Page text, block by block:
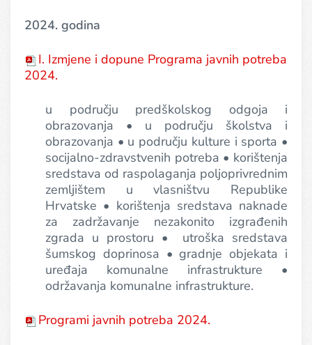
2024. godina
I. Izmjene i dopune Programa javnih potreba
2024.
u području predškolskog odgoja i
obrazovanja • u području školstva i
obrazovanja • u području kulture i sporta •
socijalno-zdravstvenih potreba • korištenja
sredstava od raspolaganja poljoprivrednim
zemljištem u vlasništvu Republike
Hrvatske • korištenja sredstava naknade
za zadržavanje nezakonito izgrađenih
zgrada u prostoru • utroška sredstava
šumskog doprinosa • gradnje objekata i
uređaja komunalne infrastrukture •
održavanja komunalne infrastrukture.
Programi javnih potreba 2024.